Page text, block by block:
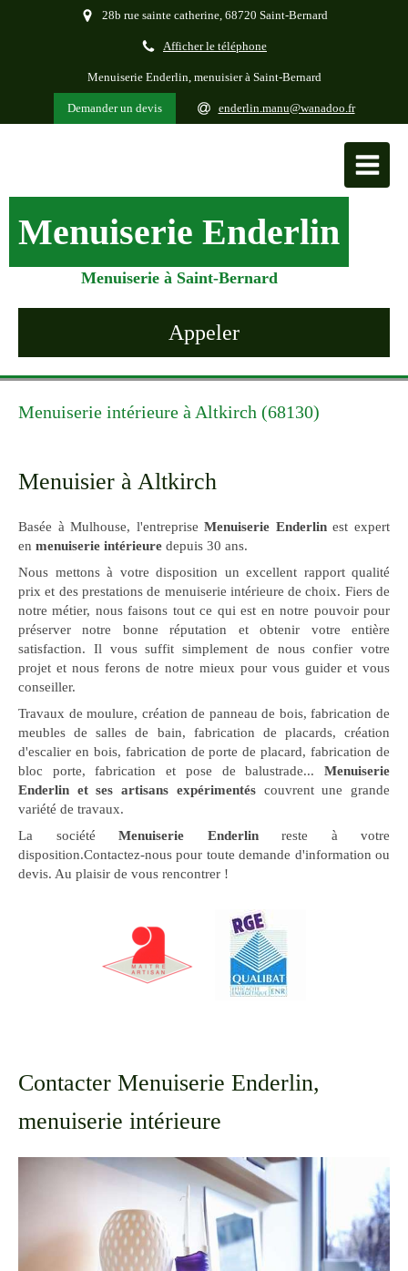
28b rue sainte catherine, 68720 Saint-Bernard
Afficher le téléphone
Menuiserie Enderlin, menuisier à Saint-Bernard
Demander un devis enderlin.manu@wanadoo.fr
Menuiserie Enderlin
Menuiserie à Saint-Bernard
Appeler
Menuiserie intérieure à Altkirch (68130)
Menuisier à Altkirch
Basée à Mulhouse, l'entrepriseMenuiserie Enderlinest expert
en menuiserie intérieure depuis 30 ans.
Nous mettons à votre disposition un excellent rapport qualité
prix et des prestations de menuiserie intérieure de choix. Fiers de
notre métier, nous faisons tout ce qui est en notre pouvoir pour
préserver notre bonne réputation et obtenir votre entière
satisfaction. Il vous suffit simplement de nous confier votre
projet et nous ferons de notre mieux pour vous guider et vous
conseiller.
Travaux de moulure, création de panneau de bois, fabrication de
meubles de salles de bain, fabrication de placards, création
d'escalier en bois, fabrication de porte de placard, fabrication de
bloc porte, fabrication et pose de balustrade... Menuiserie
Enderlin et ses artisans expérimentéscouvrent une grande
variété de travaux.
La société Menuiserie Enderlinreste à votre
disposition.Contactez-nous pour toute demande d'information ou
devis. Au plaisir de vous rencontrer !
Contacter Menuiserie Enderlin,
menuiserie intérieure